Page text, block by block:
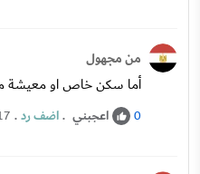
من مجهول
أما سكن خاص او معيشة
0 اعجبني .اضف رد.